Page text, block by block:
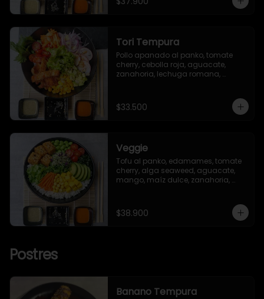
Tori Tempura
Pollo apanado al panko, tomate
cherry, cebolla roja, aguacate,
zanahoria, lechuga romana,
$33.500
Veggie
Tofu al panko, edamames, tomate
cherry, alga seaweed, aguacate,
mango, maíz dulce, zanahoria,
$38.900
Postres
Banano Tempura